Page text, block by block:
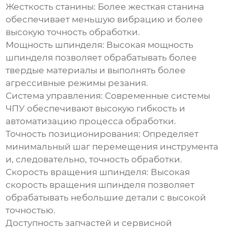
Жесткость станины: Более жесткая станина
обеспечивает меньшую вибрацию и более
высокую точность обработки.
Мощность шпинделя: Высокая мощность
шпинделя позволяет обрабатывать более
твердые материалы и выполнять более
агрессивные режимы резания.
Система управления: Современные системы
ЧПУ обеспечивают высокую гибкость и
автоматизацию процесса обработки.
Точность позиционирования: Определяет
минимальный шаг перемещения инструмента
и, следовательно, точность обработки.
Скорость вращения шпинделя: Высокая
скорость вращения шпинделя позволяет
обрабатывать небольшие детали с высокой
точностью.
Доступность запчастей и сервисной